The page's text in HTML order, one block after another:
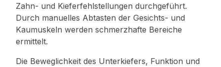
Zahn- und Kieferfehlstellungen durchgeführt.
Durch manuelles Abtasten der Gesichts- und
Kaumuskeln werden schmerzhafte Bereiche
ermittelt.
Die Beweglichkeit des Unterkiefers, Funktion und